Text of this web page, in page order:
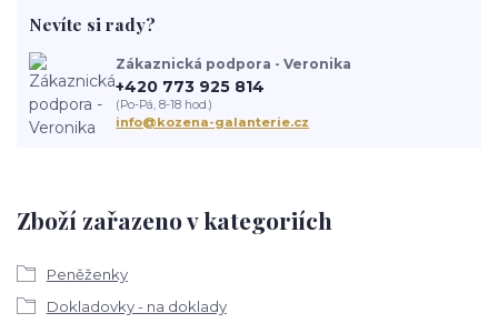
Zboží zařazeno v kategoriích
Peněženky
Dokladovky - na doklady
Nevíte si rady?
Zákaznická podpora - Veronika
+420 773 925 814
(Po-Pá, 8-18 hod.)
info@kozena-galanterie.cz